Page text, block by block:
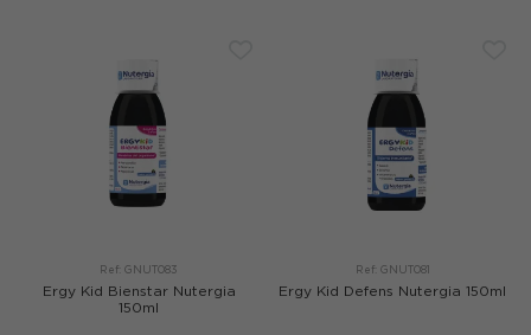
Ref: GNUT083
Ergy Kid Bienstar Nutergia
150ml
Ref: GNUT081
Ergy Kid Defens Nutergia 150ml